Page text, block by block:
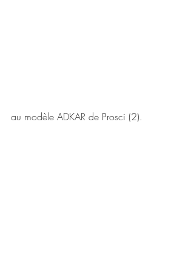
au modèle ADKAR de Prosci (2).